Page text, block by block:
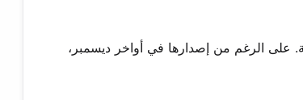
على الرغم من إصدارها في أواخر ديسمبر،